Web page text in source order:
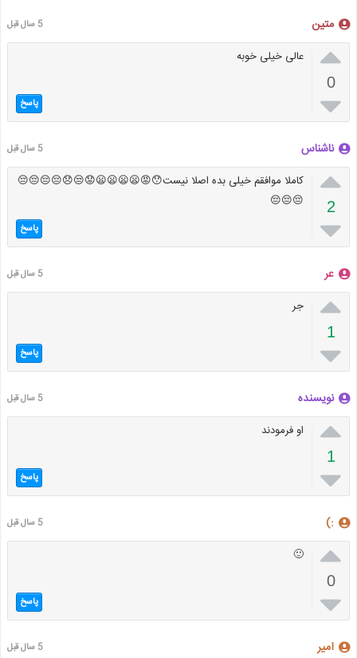
متین 5 سال قبل

0

عالی خیلی خوبه
پاسخ
ناشناس 5 سال قبل

2

کاملا موافقم خیلی بده اصلا نیست😯😡😦😦😦😦😟😒😞😔😔😔😔
😔😔😔
پاسخ
‌عر 5 سال قبل

1

جر
پاسخ
نویسنده 5 سال قبل

1

او فرمودند
پاسخ
:) 5 سال قبل

0

🙂
پاسخ
امیر 5 سال قبل